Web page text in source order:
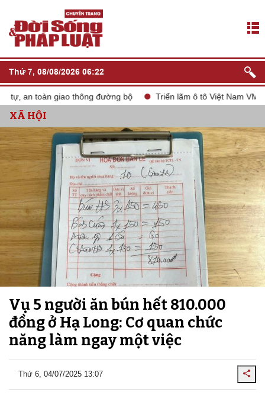
Thứ 7, 08/08/2026 06:22
toàn giao thông đường bộ Triển lãm ô tô Việt Nam VMS 2024
XÃ HỘI
Vụ 5 người ăn bún hết 810.000
đồng ở Hạ Long: Cơ quan chức
năng làm ngay một việc
Thứ 6, 04/07/2025 13:07